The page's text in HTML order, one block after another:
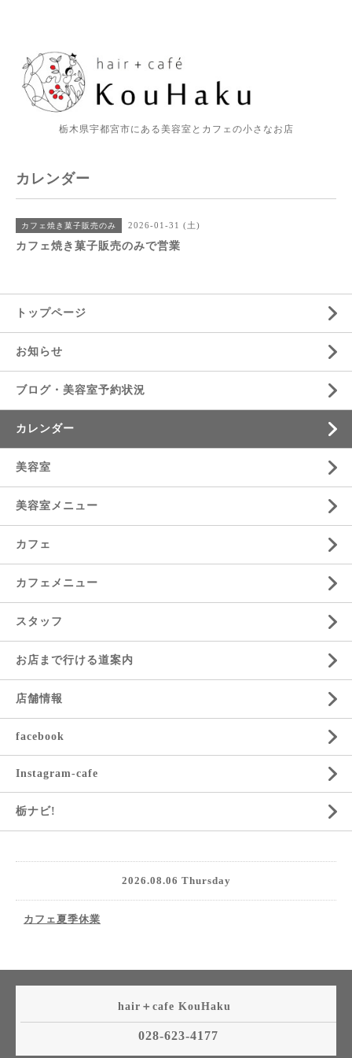
栃木県宇都宮市にある美容室とカフェの小さなお店
カレンダー
カフェ焼き菓子販売のみ 2026-01-31 (土)
カフェ焼き菓子販売のみで営業
トップページ
お知らせ
ブログ・美容室予約状況
カレンダー
美容室
美容室メニュー
カフェ
カフェメニュー
スタッフ
お店まで行ける道案内
店舗情報
facebook
Instagram-cafe
栃ナビ!
2026.08.06 Thursday
カフェ夏季休業
hair＋cafe KouHaku
028-623-4177